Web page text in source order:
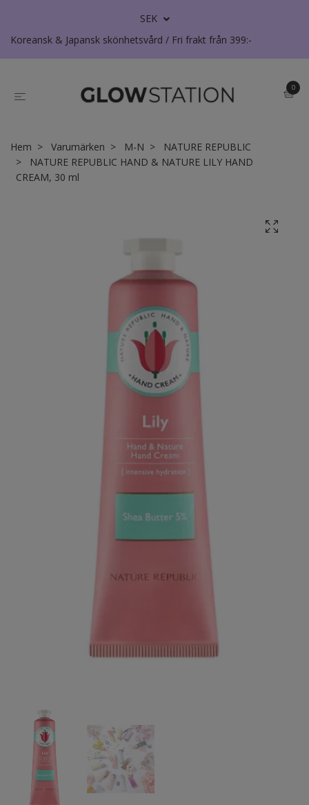
SEK
Koreansk & Japansk skönhetsvård / Fri frakt från 399:-
0
Hem Varumärken M-N
NATURE REPUBLIC
NATURE REPUBLIC HAND & NATURE LILY HAND
CREAM, 30 ml